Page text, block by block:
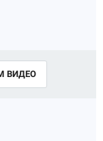
ВИДЕО